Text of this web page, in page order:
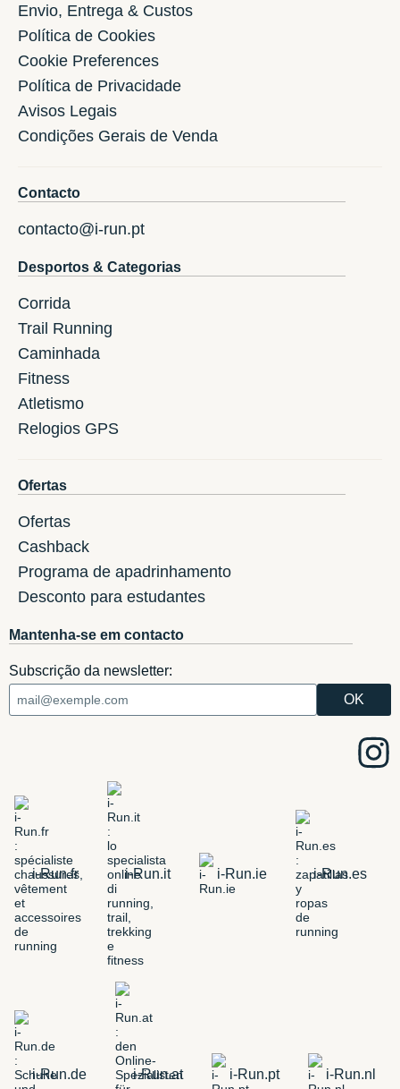
Envio, Entrega & Custos
Política de Cookies
Cookie Preferences
Política de Privacidade
Avisos Legais
Condições Gerais de Venda
Contacto
contacto@i-run.pt
Desportos & Categorias
Corrida
Trail Running
Caminhada
Fitness
Atletismo
Relogios GPS
Ofertas
Ofertas
Cashback
Programa de apadrinhamento
Desconto para estudantes
Mantenha-se em contacto
Subscrição da newsletter:
i-Run.fr i-Run.it i-Run.ie i-Run.es
i-Run.de i-Run.at i-Run.pt i-Run.nl